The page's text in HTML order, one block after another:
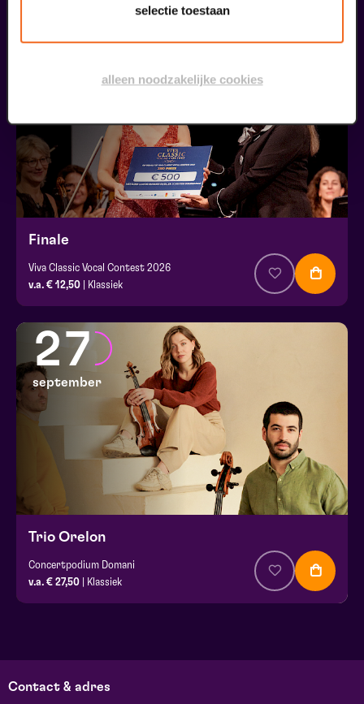
selectie toestaan
alleen noodzakelijke cookies
30
Finale
Viva Classic Vocal Contest 2026
v.a. € 12,50 | Klassiek
27
september
Trio Orelon
Concertpodium Domani
v.a. € 27,50 | Klassiek
Contact & adres